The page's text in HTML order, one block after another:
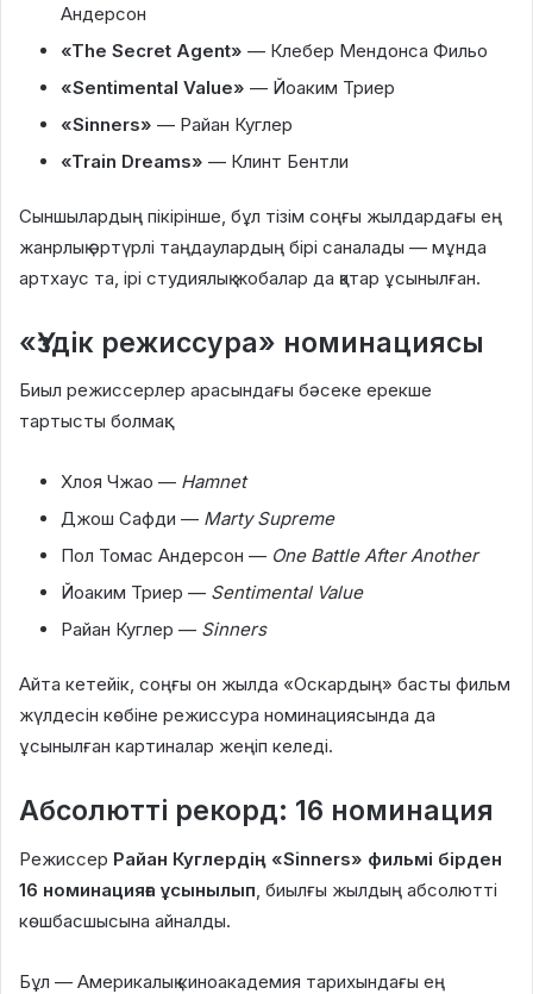
Андерсон
«The Secret Agent» — Клебер Мендонса Фильо
«Sentimental Value» — Йоаким Триер
«Sinners» — Райан Куглер
«Train Dreams» — Клинт Бентли
Сыншылардың пікірінше, бұл тізім соңғы жылдардағы ең
жанрлық әртүрлі таңдаулардың бірі саналады — мұнда
артхаус та, ірі студиялық жобалар да қатар ұсынылған.
«Үздік режиссура» номинациясы
Биыл режиссерлер арасындағы бәсеке ерекше
тартысты болмақ:
Хлоя Чжао — Hamnet
Джош Сафди — Marty Supreme
Пол Томас Андерсон — One Battle After Another
Йоаким Триер — Sentimental Value
Райан Куглер — Sinners
Айта кетейік, соңғы он жылда «Оскардың» басты фильм
жүлдесін көбіне режиссура номинациясында да
ұсынылған картиналар жеңіп келеді.
Абсолютті рекорд: 16 номинация
Режиссер Райан Куглердің «Sinners» фильмі бірден
16 номинацияға ұсынылып , биылғы жылдың абсолютті
көшбасшысына айналды.
Бұл — Америкалық киноакадемия тарихындағы ең